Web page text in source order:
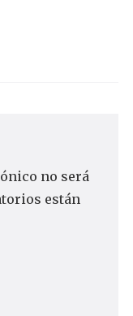
no será
están